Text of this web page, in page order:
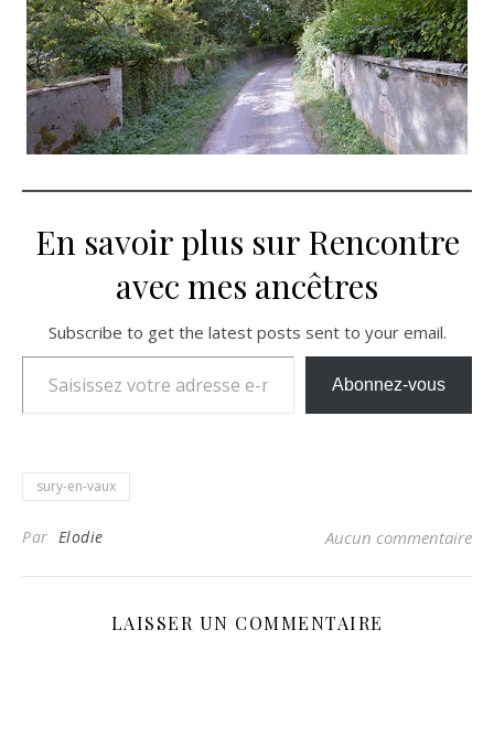
En savoir plus sur Rencontre
avec mes ancêtres
Subscribe to get the latest posts sent to your email.
Saisissez votre adresse e-mail…
Abonnez-vous
sury-en-vaux
Par Elodie Aucun commentaire
LAISSER UN COMMENTAIRE